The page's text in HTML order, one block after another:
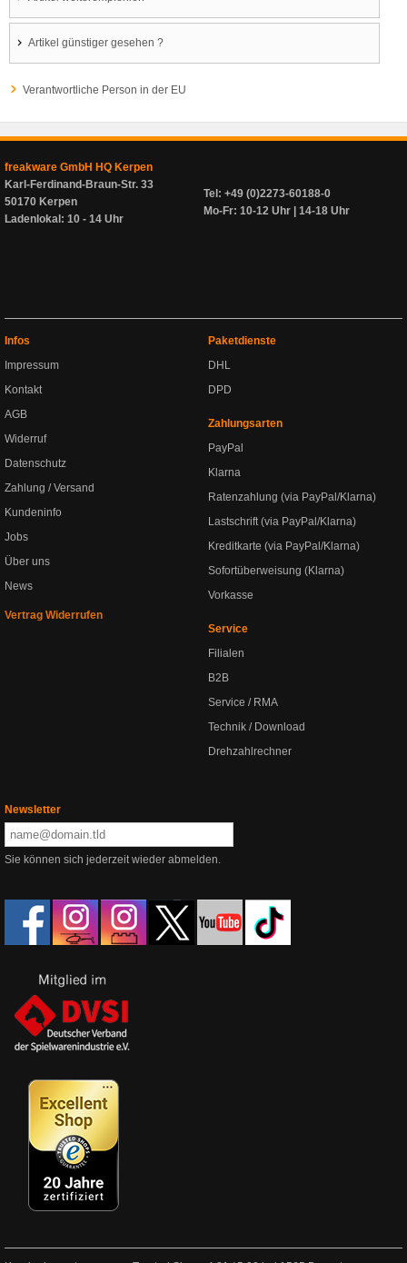
Artikel günstiger gesehen ?
Verantwortliche Person in der EU
freakware GmbH HQ Kerpen
Karl-Ferdinand-Braun-Str. 33
50170 Kerpen
Ladenlokal: 10 - 14 Uhr
Tel: +49 (0)2273-60188-0
Mo-Fr: 10-12 Uhr | 14-18 Uhr
Infos
Impressum
Kontakt
AGB
Widerruf
Datenschutz
Zahlung / Versand
Kundeninfo
Jobs
Über uns
News
Vertrag Widerrufen
Paketdienste
DHL
DPD
Zahlungsarten
PayPal
Klarna
Ratenzahlung (via PayPal/Klarna)
Lastschrift (via PayPal/Klarna)
Kreditkarte (via PayPal/Klarna)
Sofortüberweisung (Klarna)
Vorkasse
Service
Filialen
B2B
Service / RMA
Technik / Download
Drehzahlrechner
Newsletter
Sie können sich jederzeit wieder abmelden.